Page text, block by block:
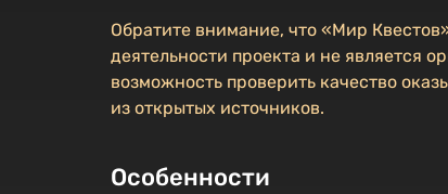
Обратите внимание, что «Мир
деятельности проекта и не является
возможность проверить качество
из открытых источников.
Особенности